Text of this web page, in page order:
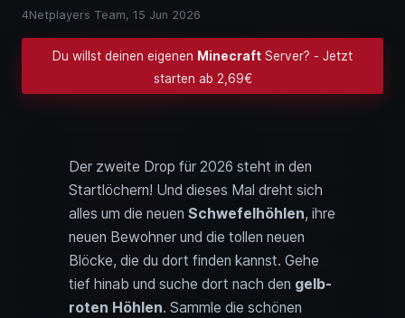
4Netplayers Team, 15 Jun 2026
Du willst deinen eigenen Minecraft Server? - Jetzt
starten ab 2,69€
Der zweite Drop für 2026 steht in den
Startlöchern! Und dieses Mal dreht sich
alles um die neuen Schwefelhöhlen, ihre
neuen Bewohner und die tollen neuen
Blöcke, die du dort finden kannst. Gehe
tief hinab und suche dort nach den gelb-
roten Höhlen. Sammle die schönen